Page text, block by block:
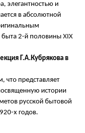
элегантностью и
в абсолютной
быта 2-й половины XIX
Г.А.Кубрякова в
что представляет
истории
русской бытовой
х годов.